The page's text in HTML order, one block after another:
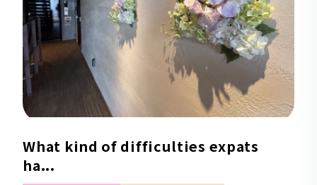
What kind of difficulties expats
ha...